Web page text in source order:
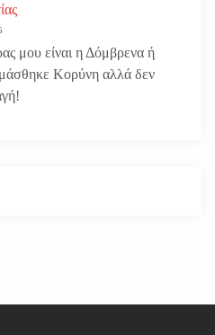
μου είναι η Δόμβρενα ή
Κορύνη αλλά δεν